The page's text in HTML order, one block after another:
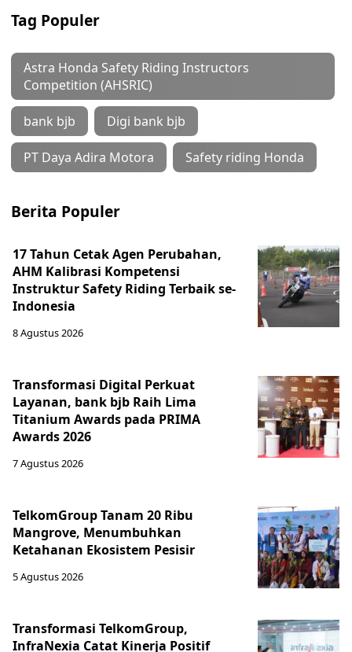
Tag Populer
Astra Honda Safety Riding Instructors
Competition (AHSRIC)
bank bjb Digi bank bjb
PT Daya Adira Motora Safety riding Honda
Berita Populer
17 Tahun Cetak Agen Perubahan,
AHM Kalibrasi Kompetensi
Instruktur Safety Riding Terbaik se-
Indonesia
8 Agustus 2026
Transformasi Digital Perkuat
Layanan, bank bjb Raih Lima
Titanium Awards pada PRIMA
Awards 2026
7 Agustus 2026
TelkomGroup Tanam 20 Ribu
Mangrove, Menumbuhkan
Ketahanan Ekosistem Pesisir
5 Agustus 2026
Transformasi TelkomGroup,
InfraNexia Catat Kinerja Positif